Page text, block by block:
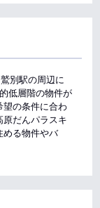
別駅の周辺に
低層階の物件が
望の条件に合わ
だんパラスキ
める物件やバ